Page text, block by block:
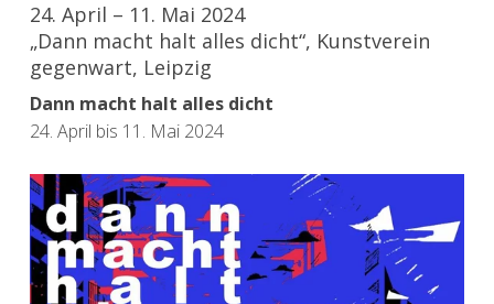
24. April – 11. Mai 2024
„Dann macht halt alles dicht“, Kunstverein
gegenwart, Leipzig
Dann macht halt alles dicht
24. April bis 11. Mai 2024